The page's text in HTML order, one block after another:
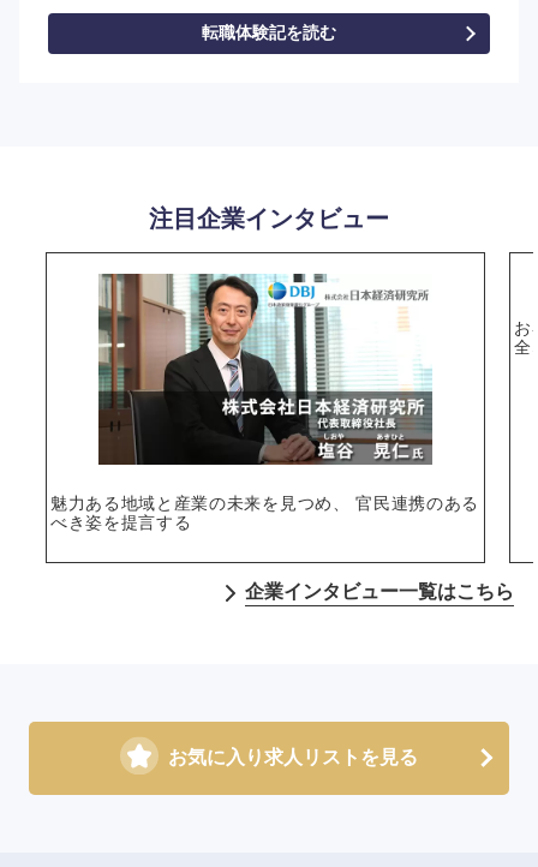
転職体験記を読む
注目企業インタビュー
魅力ある地域と産業の未来を見つめ、 官民連携のある
べき姿を提言する
お
全
企業インタビュー一覧はこちら
お気に入り求人リストを見る